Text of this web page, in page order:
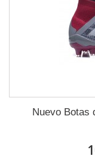
Nuevo Botas